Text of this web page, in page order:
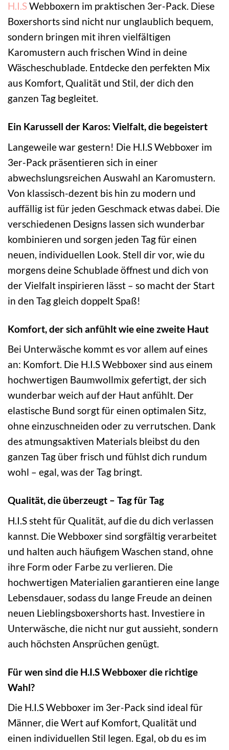
H.I.SWebboxern im praktischen 3er-Pack. Diese
Boxershorts sind nicht nur unglaublich bequem,
sondern bringen mit ihren vielfältigen
Karomustern auch frischen Wind in deine
Wäscheschublade. Entdecke den perfekten Mix
aus Komfort, Qualität und Stil, der dich den
ganzen Tag begleitet.
Ein Karussell der Karos: Vielfalt, die begeistert
Langeweile war gestern! Die H.I.S Webboxer im
3er-Pack präsentieren sich in einer
abwechslungsreichen Auswahl an Karomustern.
Von klassisch-dezent bis hin zu modern und
auffällig ist für jeden Geschmack etwas dabei. Die
verschiedenen Designs lassen sich wunderbar
kombinieren und sorgen jeden Tag für einen
neuen, individuellen Look. Stell dir vor, wie du
morgens deine Schublade öffnest und dich von
der Vielfalt inspirieren lässt – so macht der Start
in den Tag gleich doppelt Spaß!
Komfort, der sich anfühlt wie eine zweite Haut
Bei Unterwäsche kommt es vor allem auf eines
an: Komfort. Die H.I.S Webboxer sind aus einem
hochwertigen Baumwollmix gefertigt, der sich
wunderbar weich auf der Haut anfühlt. Der
elastische Bund sorgt für einen optimalen Sitz,
ohne einzuschneiden oder zu verrutschen. Dank
des atmungsaktiven Materials bleibst du den
ganzen Tag über frisch und fühlst dich rundum
wohl – egal, was der Tag bringt.
Qualität, die überzeugt – Tag für Tag
H.I.S steht für Qualität, auf die du dich verlassen
kannst. Die Webboxer sind sorgfältig verarbeitet
und halten auch häufigem Waschen stand, ohne
ihre Form oder Farbe zu verlieren. Die
hochwertigen Materialien garantieren eine lange
Lebensdauer, sodass du lange Freude an deinen
neuen Lieblingsboxershorts hast. Investiere in
Unterwäsche, die nicht nur gut aussieht, sondern
auch höchsten Ansprüchen genügt.
Für wen sind die H.I.S Webboxer die richtige
Wahl?
Die H.I.S Webboxer im 3er-Pack sind ideal für
Männer, die Wert auf Komfort, Qualität und
einen individuellen Stil legen. Egal, ob du es im